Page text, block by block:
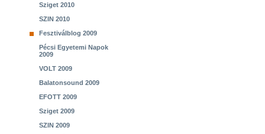
Sziget 2010
SZIN 2010
Fesztiválblog 2009
Pécsi Egyetemi Napok
2009
VOLT 2009
Balatonsound 2009
EFOTT 2009
Sziget 2009
SZIN 2009